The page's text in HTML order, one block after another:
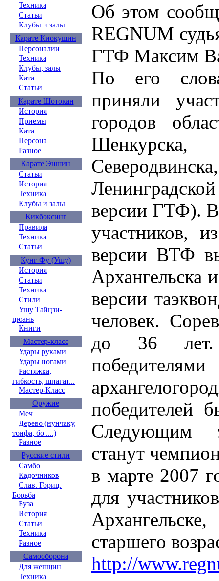
Техника
Статьи
Клубы и залы
Карате Киокушин
Персоналии
Техника
Клубы, залы
Ката
Статьи
Карате Шотокан
История
Приемы
Ката
Персона
Разное
Карате Эншин
Статьи
История
Техника
Клубы и залы
Кикбоксинг
Правила
Техника
Статьи
Кунг Фу (Ушу)
История
Статьи
Техника
Стили
Ушу Тайцзи-
цюань
Книги
Мастер-класс
Удары руками
Удары ногами
Растяжка,
гибкость, шпагат...
Мастер-Класс
Оружие
Меч
Дерево (нунчаку,
тонфа, бо ....)
Разное
Русские стили
Самбо
Кадочников
Слав. Гориц.
Борьба
Буза
История
Статьи
Техника
Разное
Самооборона
Для женщин
Техника
Об этом
REGNUM
ГТФ Максим
По его
приняли
городов
версии ГТФ).
участников,
версии ВТФ
Архангельска
версии
человек.
до 36
победителей
Следующим
станут
в марте 2007
для
старшего
http://